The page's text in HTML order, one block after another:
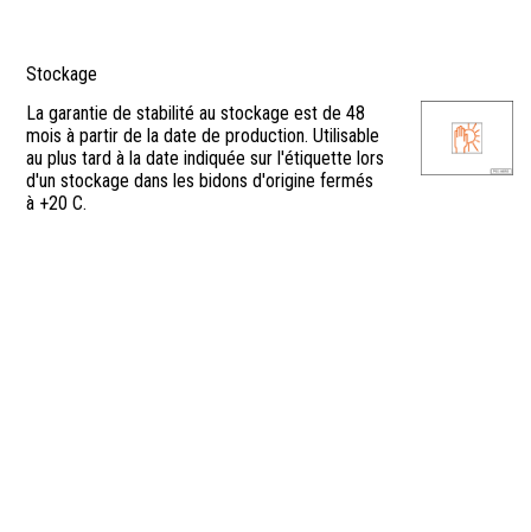
Stockage
La garantie de stabilité au stockage est de 48
mois à partir de la date de production. Utilisable
au plus tard à la date indiquée sur l'étiquette lors
d'un stockage dans les bidons d'origine fermés
à +20 C.